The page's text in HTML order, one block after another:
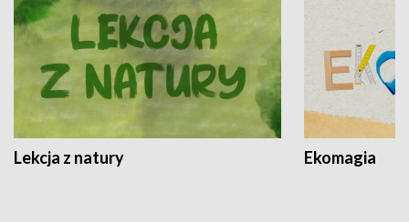
Lekcja z natury Ekomagia